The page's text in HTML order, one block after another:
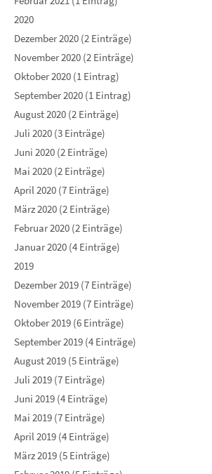
2020
Dezember 2020 (2 Einträge)
November 2020 (2 Einträge)
Oktober 2020 (1 Eintrag)
September 2020 (1 Eintrag)
August 2020 (2 Einträge)
Juli 2020 (3 Einträge)
Juni 2020 (2 Einträge)
Mai 2020 (2 Einträge)
April 2020 (7 Einträge)
März 2020 (2 Einträge)
Februar 2020 (2 Einträge)
Januar 2020 (4 Einträge)
2019
Dezember 2019 (7 Einträge)
November 2019 (7 Einträge)
Oktober 2019 (6 Einträge)
September 2019 (4 Einträge)
August 2019 (5 Einträge)
Juli 2019 (7 Einträge)
Juni 2019 (4 Einträge)
Mai 2019 (7 Einträge)
April 2019 (4 Einträge)
März 2019 (5 Einträge)